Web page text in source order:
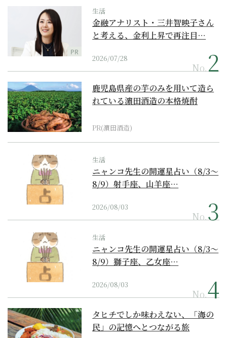
PR
生活
金融アナリスト・三井智映子さん
と考える、金利上昇で再注目…
2026/07/28
No.
鹿児島県産の芋のみを用いて造ら
れている濵田酒造の本格焼酎
PR(濵田酒造)
生活
ニャンコ先生の開運星占い（8/3～
8/9）射手座、山羊座…
2026/08/03
No.
生活
ニャンコ先生の開運星占い（8/3～
8/9）獅子座、乙女座…
2026/08/03
No.
タヒチでしか味わえない、「海の
民」の記憶へとつながる旅